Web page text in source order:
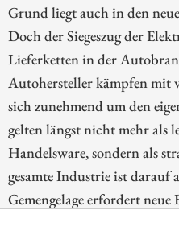
Grund liegt auch in den
Doch der Siegeszug der
Lieferketten in der
Autohersteller kämpfen mit
sich zunehmend um den
gelten längst nicht mehr als
Handelsware, sondern als
gesamte Industrie ist darauf
Gemengelage erfordert neue